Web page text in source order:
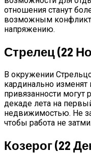
отношения станут
возможным
напряжению.
Стрелец (22
В окружении
кардинально
привязанности могут
декаде лета на
недвижимостью. Не
чтобы работа не
Козерог (22